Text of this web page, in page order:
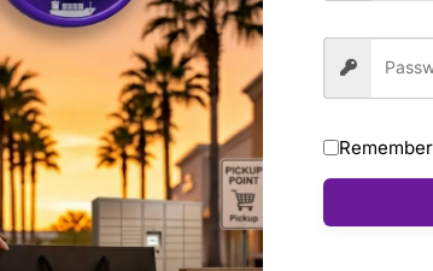
Sandalwood crea un acabado
aman los perfumes gourmand con un
basada en más de 1800 reseñas,
durante el día sin resultar pesada.